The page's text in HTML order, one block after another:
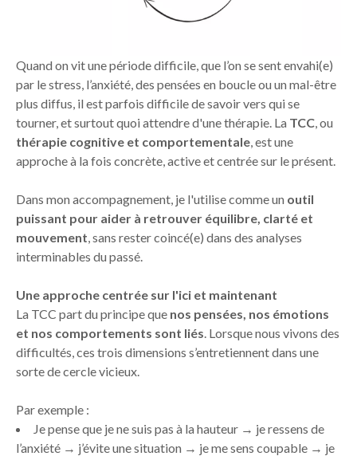
Quand on vit une période difficile, que l’on se sent envahi(e)
par le stress, l’anxiété, des pensées en boucle ou un mal-être
plus diffus, il est parfois difficile de savoir vers qui se
tourner, et surtout quoi attendre d'une thérapie. La TCC, ou
thérapie cognitive et comportementale, est une
approche à la fois concrète, active et centrée sur le présent.
Dans mon accompagnement, je l'utilise comme un outil
puissant pour aider à retrouver équilibre, clarté et
mouvement, sans rester coincé(e) dans des analyses
interminables du passé.
Une approche centrée sur l'ici et maintenant
La TCC part du principe que nos pensées, nos émotions
et nos comportements sont liés. Lorsque nous vivons des
difficultés, ces trois dimensions s’entretiennent dans une
sorte de cercle vicieux.
Par exemple :
Je pense que je ne suis pas à la hauteur → je ressens de
l’anxiété → j’évite une situation → je me sens coupable → je